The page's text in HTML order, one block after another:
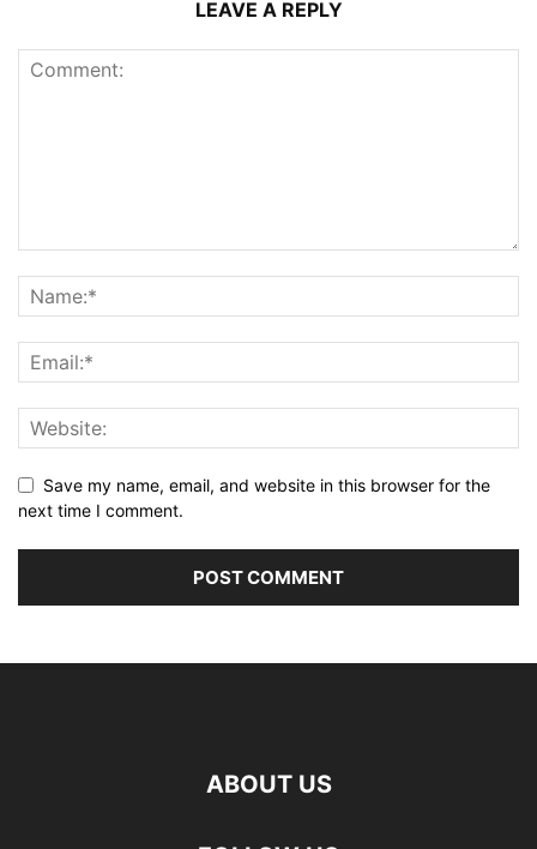
LEAVE A REPLY
Save my name, email, and website in this browser for the
next time I comment.
ABOUT US